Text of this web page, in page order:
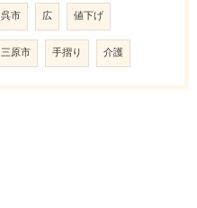
呉市 広 値下げ
三原市 手摺り 介護